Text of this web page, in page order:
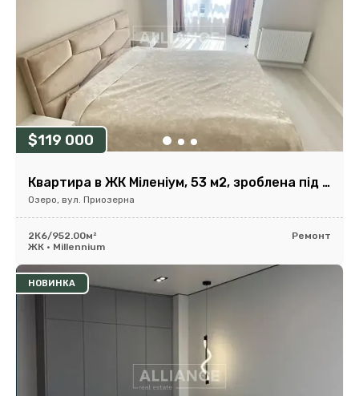
$119 000
Квартира в ЖК Міленіум, 53 м2, зроблена під 2 кімнатну
Озеро, вул. Приозерна
2К6/952.00м²
Ремонт
ЖК • Millennium
НОВИНКА